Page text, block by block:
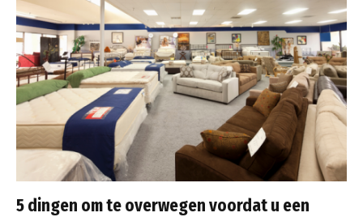
5 dingen om te overwegen voordat u een